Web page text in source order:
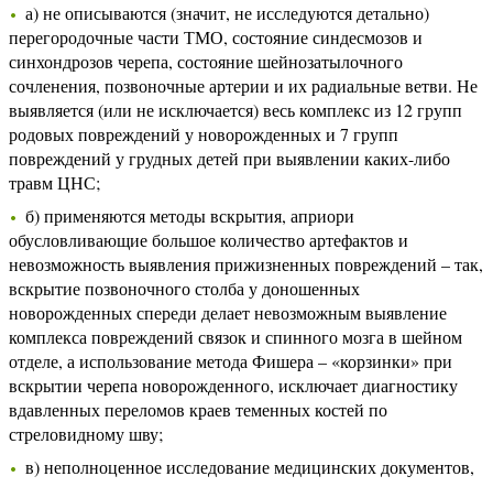
а) не описываются (значит, не исследуются детально)
перегородочные части ТМО, состояние синдесмозов и
синхондрозов черепа, состояние шейнозатылочного
сочленения, позвоночные артерии и их радиальные ветви. Не
выявляется (или не исключается) весь комплекс из 12 групп
родовых повреждений у новорожденных и 7 групп
повреждений у грудных детей при выявлении каких-либо
травм ЦНС;
б) применяются методы вскрытия, априори
обусловливающие большое количество артефактов и
невозможность выявления прижизненных повреждений – так,
вскрытие позвоночного столба у доношенных
новорожденных спереди делает невозможным выявление
комплекса повреждений связок и спинного мозга в шейном
отделе, а использование метода Фишера – «корзинки» при
вскрытии черепа новорожденного, исключает диагностику
вдавленных переломов краев теменных костей по
стреловидному шву;
в) неполноценное исследование медицинских документов,